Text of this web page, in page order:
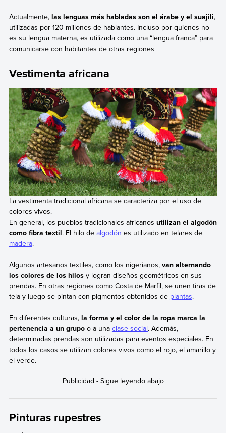
Actualmente, las lenguas más habladas son el árabe y el suajili,
utilizadas por 120 millones de hablantes. Incluso por quienes no
es su lengua materna, es utilizada como una “lengua franca” para
comunicarse con habitantes de otras regiones
Vestimenta africana
La vestimenta tradicional africana se caracteriza por el uso de
colores vivos.
En general, los pueblos tradicionales africanos utilizan el algodón
como fibra textil. El hilo de algodón es utilizado en telares de
madera.
Algunos artesanos textiles, como los nigerianos,van alternando
los colores de los hilosy logran diseños geométricos en sus
prendas. En otras regiones como Costa de Marfil, se unen tiras de
tela y luego se pintan con pigmentos obtenidos de plantas.
En diferentes culturas, la forma y el color de la ropa marca la
pertenencia a un grupoo a una clase social. Además,
determinadas prendas son utilizadas para eventos especiales. En
todos los casos se utilizan colores vivos como el rojo, el amarillo y
el verde.
Pinturas rupestres